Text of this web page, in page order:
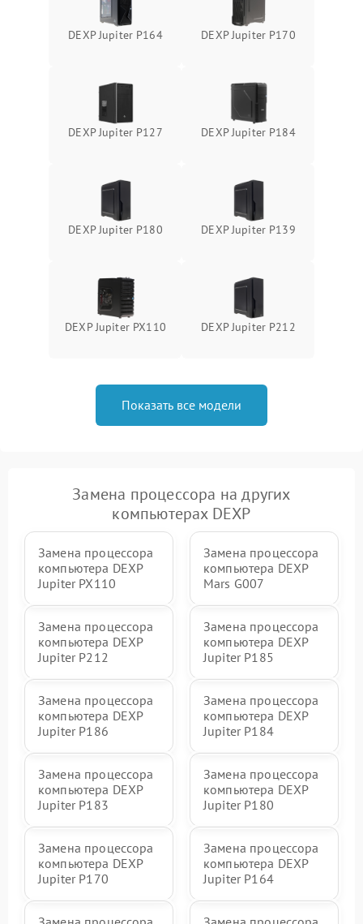
DEXP Jupiter P164 DEXP Jupiter P170
DEXP Jupiter P127 DEXP Jupiter P184
DEXP Jupiter P180 DEXP Jupiter P139
DEXP Jupiter PX110 DEXP Jupiter P212
Показать все модели
Замена процессора на других
компьютерах DEXP
Замена процессора
компьютера DEXP
Jupiter PX110
Замена процессора
компьютера DEXP
Mars G007
Замена процессора
компьютера DEXP
Jupiter P212
Замена процессора
компьютера DEXP
Jupiter P185
Замена процессора
компьютера DEXP
Jupiter P186
Замена процессора
компьютера DEXP
Jupiter P184
Замена процессора
компьютера DEXP
Jupiter P183
Замена процессора
компьютера DEXP
Jupiter P180
Замена процессора
компьютера DEXP
Jupiter P170
Замена процессора
компьютера DEXP
Jupiter P164